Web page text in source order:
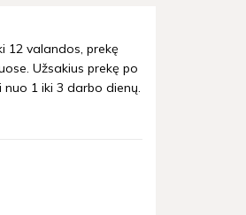
12 valandos, prekę
Užsakius prekę po
1 iki 3 darbo dienų.